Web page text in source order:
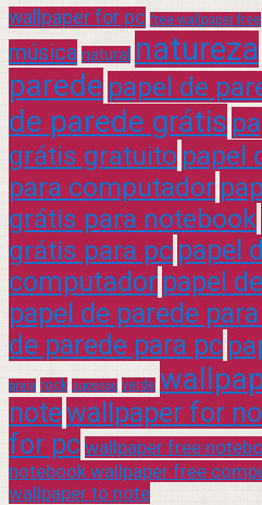
wallpaper for pc free wallpaper free
música natural natureza
parede papel de
de parede grátis
grátis gratuito papel
para computador
grátis para notebook
grátis para pc papel
computador papel
papel de parede
de parede para pc
praia rock sucesso verde
notewallpaper for
for pc wallpaper free
notebook wallpaper free
wallpaper to note